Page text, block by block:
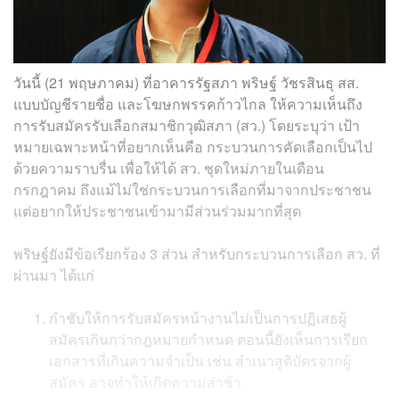
วันนี้ (21 พฤษภาคม) ที่อาคารรัฐสภา พริษฐ์ วัชรสินธุ สส.
แบบบัญชีรายชื่อ และโฆษกพรรคก้าวไกล ให้ความเห็นถึง
การรับสมัครรับเลือกสมาชิกวุฒิสภา (สว.) โดยระบุว่า เป้า
หมายเฉพาะหน้าที่อยากเห็นคือ กระบวนการคัดเลือกเป็นไป
ด้วยความราบรื่น เพื่อให้ได้ สว. ชุดใหม่ภายในเดือน
กรกฎาคม ถึงแม้ไม่ใช่กระบวนการเลือกที่มาจากประชาชน
แต่อยากให้ประชาชนเข้ามามีส่วนร่วมมากที่สุด
พริษฐ์ยังมีข้อเรียกร้อง 3 ส่วน สำหรับกระบวนการเลือก สว. ที่
ผ่านมา ได้แก่
กำชับให้การรับสมัครหน้างานไม่เป็นการปฏิเสธผู้
สมัครเกินกว่ากฎหมายกำหนด ตอนนี้ยังเห็นการเรียก
เอกสารที่เกินความจำเป็น เช่น สำเนาสูติบัตรจากผู้
สมัคร อาจทำให้เกิดความล่าช้า